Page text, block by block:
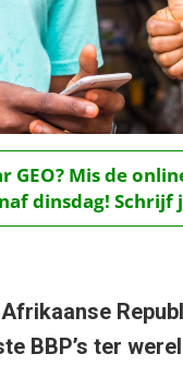
GEO? Mis de
dinsdag! Schrijf
BBP’s ter